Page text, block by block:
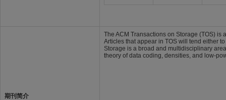
期刊简介
The ACM Transactions on Storage (TOS)
Articles that appear in TOS will tend either
Storage is a broad and multidisciplinary
theory of data coding, densities, and low-